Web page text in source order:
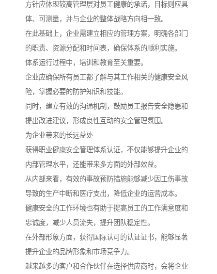
方针应体现较高管理层对员工健康的承诺，目标则应具
体、可测量，并与企业的整体战略方向相一致。
在此基础上，企业需建立相应的管理方案，明确各部门
的职责、资源分配和时间表，确保体系的顺利实施。
体系运行过程中，培训和教育至关重要。
企业应确保所有员工都了解与其工作相关的健康安全风
险，掌握必要的防护知识和技能。
同时，建立有效的沟通机制，鼓励员工报告安全隐患和
提出改进建议，形成良性互动的安全管理氛围。
为企业带来的长远益处
获得职业健康安全管理体系认证，不仅能够提升企业的
内部管理水平，还能带来多方面的外部效益。
从内部来看，有效的事故预防措施能够减少因工伤事故
导致的生产中断和医疗支出，降低企业的运营成本。
健康安全的工作环境也有助于提高员工的工作满意度和
忠诚度，减少人员流失，提升团队稳定性。
在外部形象方面，获得国际认可的认证证书，能够显著
提升企业的品牌形象和市场竞争力。
越来越多的客户和合作伙伴在选择供应商时，会将企业